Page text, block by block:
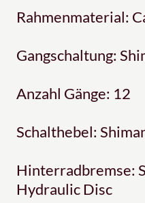
Rahmenmaterial:
Gangschaltung:
Anzahl Gänge: 12
Schalthebel:
Hinterradbremse:
Hydraulic Disc